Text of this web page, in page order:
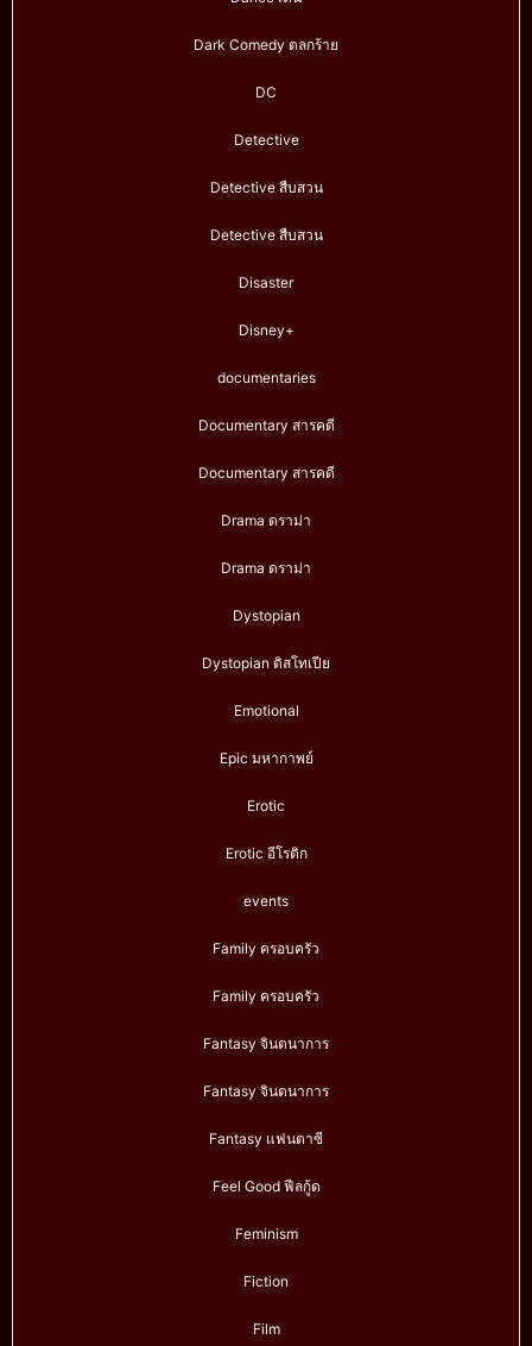
Dark Comedy ตลกร้าย
DC
Detective
Detective สืบสวน
Detective สืบสวน
Disaster
Disney+
documentaries
Documentary สารคดี
Documentary สารคดี
Drama ดราม่า
Drama ดราม่า
Dystopian
Dystopian ดิสโทเปีย
Emotional
Epic มหากาพย์
Erotic
Erotic อีโรติก
events
Family ครอบครัว
Family ครอบครัว
Fantasy จินตนาการ
Fantasy จินตนาการ
Fantasy แฟนตาซี
Feel Good ฟีลกู้ด
Feminism
Fiction
Film